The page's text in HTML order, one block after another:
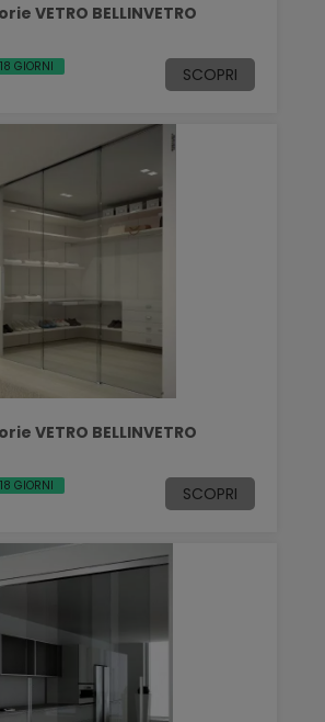
VETRO BELLINVETRO
GIORNI SCOPRI
VETRO BELLINVETRO
GIORNI SCOPRI